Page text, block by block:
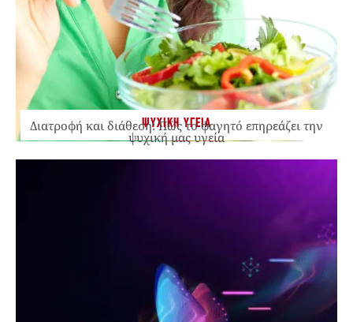
ΨΥΧΙΚΗ ΥΓΕΙΑ
Διατροφή και διάθεση: Πώς το φαγητό επηρεάζει την
ψυχική μας υγεία